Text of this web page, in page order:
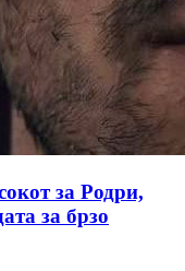
за Родри,
за брзо